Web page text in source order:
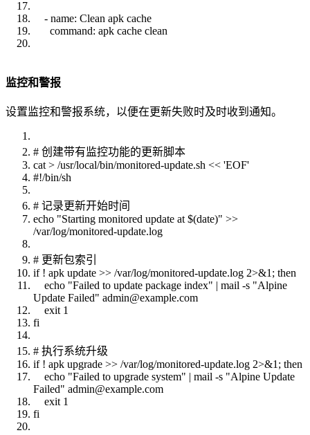
- name: Clean apk cache
command: apk cache clean
监控和警报
设置监控和警报系统，以便在更新失败时及时收到通知。
# 创建带有监控功能的更新脚本
cat > /usr/local/bin/monitored-update.sh << 'EOF'
#!/bin/sh
# 记录更新开始时间
echo "Starting monitored update at $(date)" >>
/var/log/monitored-update.log
# 更新包索引
if ! apk update >> /var/log/monitored-update.log 2>&1; then
echo "Failed to update package index" | mail -s "Alpine
Update Failed" admin@example.com
exit 1
fi
# 执行系统升级
if ! apk upgrade >> /var/log/monitored-update.log 2>&1; then
echo "Failed to upgrade system" | mail -s "Alpine Update
Failed" admin@example.com
exit 1
fi